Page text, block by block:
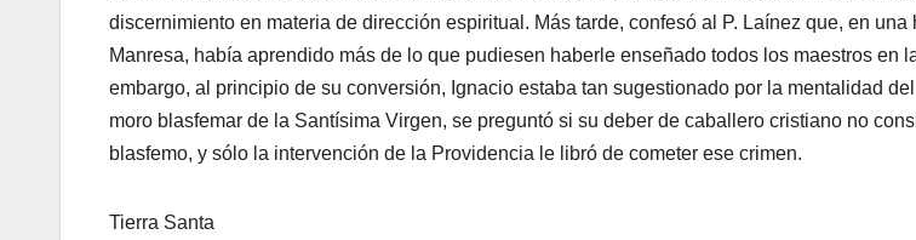
discernimiento en materia de dirección espiritual. Más tarde, confesó al P. Laínez que, en una
Manresa, había aprendido más de lo que pudiesen haberle enseñado todos los maestros en
embargo, al principio de su conversión, Ignacio estaba tan sugestionado por la mentalidad
moro blasfemar de la Santísima Virgen, se preguntó si su deber de caballero cristiano no
blasfemo, y sólo la intervención de la Providencia le libró de cometer ese crimen.
Tierra Santa